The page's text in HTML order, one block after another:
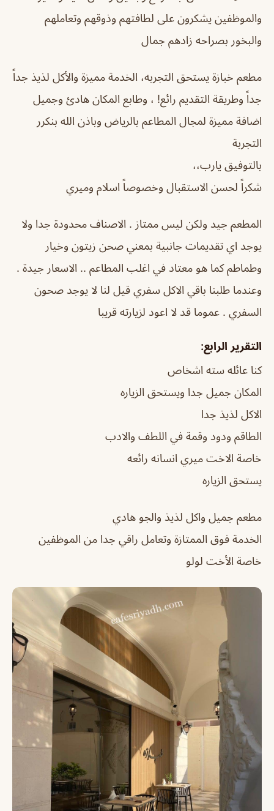
والموظفين يشكرون على لطافتهم وذوقهم وتعاملهم
والبخور بصراحه زادهم جمال
مطعم خبازة يستحق التجربه، الخدمة مميزة والأكل لذيذ جداً
جداً وطريقة التقديم رائع! ، وطابع المكان هادئ وجميل
اضافة مميزة لمجال المطاعم بالرياض وباذن الله بنكرر
التجربة
بالتوفيق يارب،،
شكراً لحسن الاستقبال وخصوصاً اسلام وميري
المطعم جيد ولكن ليس ممتاز . الاصناف محدودة جدا ولا
يوجد اي تقديمات جانبية بمعني صحن زيتون وخيار
وطماطم كما هو معتاد في اغلب المطاعم .. الاسعار جيدة .
وعندما طلبنا باقي الاكل سفري قيل لنا لا يوجد صحون
السفري . عموما قد لا اعود لزيارته قريبا
التقرير الرابع:
كنا عائله سته اشخاص
المكان جميل جدا ويستحق الزياره
الاكل لذيذ جدا
الطاقم ودود وقمة في اللطف والادب
خاصة الاخت ميري انسانه رائعه
يستحق الزياره
مطعم جميل واكل لذيذ والجو هادي
الخدمة فوق الممتازة وتعامل راقي جدا من الموظفين
خاصة الأخت لولو